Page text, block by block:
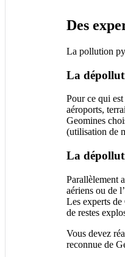
Des
La pollution
La
Pour ce qui est
aéroports,
Geomines
(utilisation de
La
Parallèlement
aériens ou de
Les experts
de restes
Vous devez
reconnue de